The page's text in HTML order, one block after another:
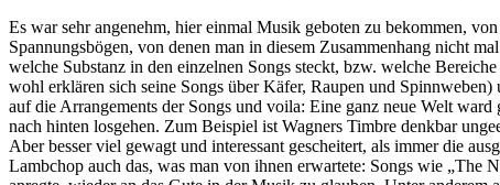
Es war sehr angenehm, hier einmal Musik geboten zu bekommen,
Spannungsbögen, von denen man in diesem Zusammenhang nicht
welche Substanz in den einzelnen Songs steckt, bzw. welche
wohl erklären sich seine Songs über Käfer, Raupen und
auf die Arrangements der Songs und voila: Eine ganz neue Welt
nach hinten losgehen. Zum Beispiel ist Wagners Timbre denkbar
Aber besser viel gewagt und interessant gescheitert, als immer die
Lambchop auch das, was man von ihnen erwartete: Songs wie „The